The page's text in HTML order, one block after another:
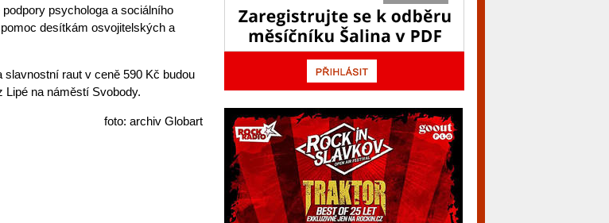
psychologa a sociálního
desítkám osvojitelských a
raut v ceně 590 Kč budou
Lipé na náměstí Svobody.
foto: archiv Globart